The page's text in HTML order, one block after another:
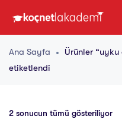
Ana Sayfa
Ürünler “uyku
etiketlendi
2 sonucun tümü gösteriliyor